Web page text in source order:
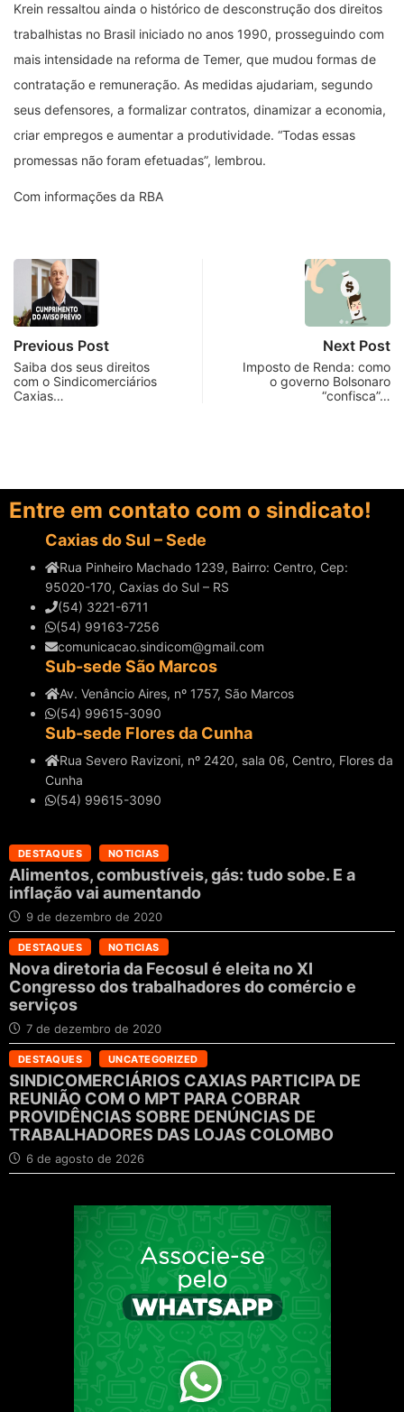
Krein ressaltou ainda o histórico de desconstrução dos direitos
trabalhistas no Brasil iniciado no anos 1990, prosseguindo com
mais intensidade na reforma de Temer, que mudou formas de
contratação e remuneração. As medidas ajudariam, segundo
seus defensores, a formalizar contratos, dinamizar a economia,
criar empregos e aumentar a produtividade. “Todas essas
promessas não foram efetuadas”, lembrou.
Com informações da RBA
Previous Post
Saiba dos seus direitos
com o Sindicomerciários
Caxias…
Next Post
Imposto de Renda: como
o governo Bolsonaro
“confisca”…
Entre em contato com o sindicato!
Caxias do Sul – Sede
Rua Pinheiro Machado 1239, Bairro: Centro, Cep:
95020-170, Caxias do Sul – RS
(54) 3221-6711
(54) 99163-7256
comunicacao.sindicom@gmail.com
Sub-sede São Marcos
Av. Venâncio Aires, nº 1757, São Marcos
(54) 99615-3090
Sub-sede Flores da Cunha
Rua Severo Ravizoni, nº 2420, sala 06, Centro, Flores da
Cunha
(54) 99615-3090
DESTAQUES NOTICIAS
Alimentos, combustíveis, gás: tudo sobe. E a
inflação vai aumentando
9 de dezembro de 2020
DESTAQUES NOTICIAS
Nova diretoria da Fecosul é eleita no XI
Congresso dos trabalhadores do comércio e
serviços
7 de dezembro de 2020
DESTAQUES UNCATEGORIZED
SINDICOMERCIÁRIOS CAXIAS PARTICIPA DE
REUNIÃO COM O MPT PARA COBRAR
PROVIDÊNCIAS SOBRE DENÚNCIAS DE
TRABALHADORES DAS LOJAS COLOMBO
6 de agosto de 2026